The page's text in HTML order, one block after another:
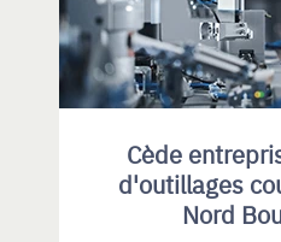
Cède
d'outillages
Nord